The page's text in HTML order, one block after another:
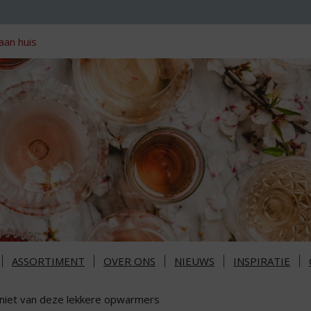
huis
ASSORTIMENT OVER ONS NIEUWS INSPIRATIE
van deze lekkere opwarmers